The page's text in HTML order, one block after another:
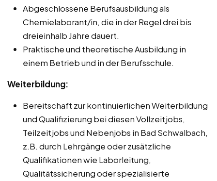
Abgeschlossene Berufsausbildung als
Chemielaborant/in, die in der Regel drei bis
dreieinhalb Jahre dauert.
Praktische und theoretische Ausbildung in
einem Betrieb und in der Berufsschule.
Weiterbildung:
Bereitschaft zur kontinuierlichen Weiterbildung
und Qualifizierung bei diesen Vollzeitjobs,
Teilzeitjobs und Nebenjobs in Bad Schwalbach,
z.B. durch Lehrgänge oder zusätzliche
Qualifikationen wie Laborleitung,
Qualitätssicherung oder spezialisierte